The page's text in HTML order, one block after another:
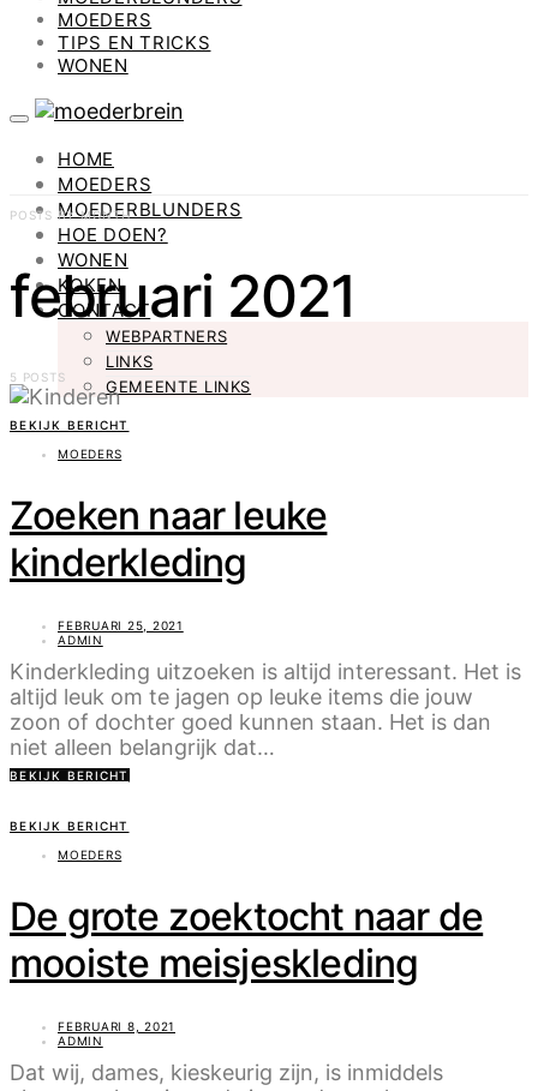
MOEDERS
TIPS EN TRICKS
WONEN
HOME
MOEDERS
MOEDERBLUNDERS
HOE DOEN?
WONEN
KOKEN
CONTACT
WEBPARTNERS
LINKS
GEMEENTE LINKS
POSTS BY MONTH
februari 2021
5 POSTS
BEKIJK BERICHT
MOEDERS
Zoeken naar leuke
kinderkleding
FEBRUARI 25, 2021
ADMIN
Kinderkleding uitzoeken is altijd interessant. Het is
altijd leuk om te jagen op leuke items die jouw
zoon of dochter goed kunnen staan. Het is dan
niet alleen belangrijk dat…
BEKIJK BERICHT
BEKIJK BERICHT
MOEDERS
De grote zoektocht naar de
mooiste meisjeskleding
FEBRUARI 8, 2021
ADMIN
Dat wij, dames, kieskeurig zijn, is inmiddels